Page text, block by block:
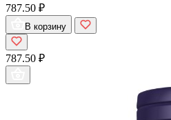
787.50 ₽
В корзину
787.50 ₽